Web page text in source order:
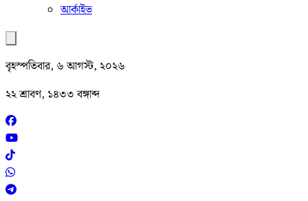
আর্কাইভ
বৃহস্পতিবার, ৬ আগস্ট, ২০২৬
২২ শ্রাবণ, ১৪৩৩ বঙ্গাব্দ